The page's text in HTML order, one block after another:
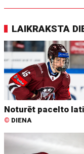
LAIKRAKSTA
Noturēt pacelto
© DIENA